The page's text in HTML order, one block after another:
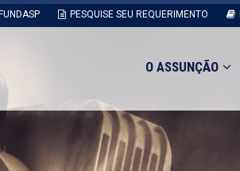
PESQUISE SEU REQUERIMENTO
O ASSUNÇÃO